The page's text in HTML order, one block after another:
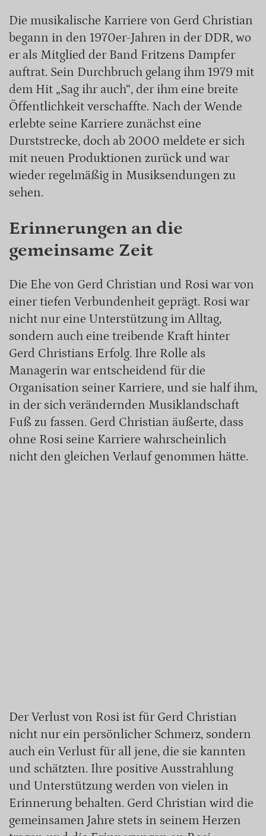
Die musikalische Karriere von Gerd Christian
begann in den 1970er-Jahren in der DDR, wo
er als Mitglied der Band Fritzens Dampfer
auftrat. Sein Durchbruch gelang ihm 1979 mit
dem Hit „Sag ihr auch“, der ihm eine breite
Öffentlichkeit verschaffte. Nach der Wende
erlebte seine Karriere zunächst eine
Durststrecke, doch ab 2000 meldete er sich
mit neuen Produktionen zurück und war
wieder regelmäßig in Musiksendungen zu
sehen.
Erinnerungen an die
gemeinsame Zeit
Die Ehe von Gerd Christian und Rosi war von
einer tiefen Verbundenheit geprägt. Rosi war
nicht nur eine Unterstützung im Alltag,
sondern auch eine treibende Kraft hinter
Gerd Christians Erfolg. Ihre Rolle als
Managerin war entscheidend für die
Organisation seiner Karriere, und sie half ihm,
in der sich verändernden Musiklandschaft
Fuß zu fassen. Gerd Christian äußerte, dass
ohne Rosi seine Karriere wahrscheinlich
nicht den gleichen Verlauf genommen hätte.
Der Verlust von Rosi ist für Gerd Christian
nicht nur ein persönlicher Schmerz, sondern
auch ein Verlust für all jene, die sie kannten
und schätzten. Ihre positive Ausstrahlung
und Unterstützung werden von vielen in
Erinnerung behalten. Gerd Christian wird die
gemeinsamen Jahre stets in seinem Herzen